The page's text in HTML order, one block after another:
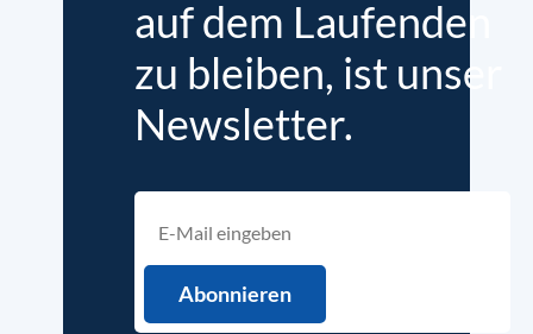
auf dem Laufenden
zu bleiben, ist unser
Newsletter.